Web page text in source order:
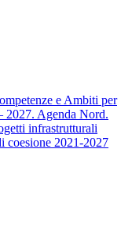
e Ambiti per
2027. Agenda Nord.
infrastrutturali
coesione 2021-2027